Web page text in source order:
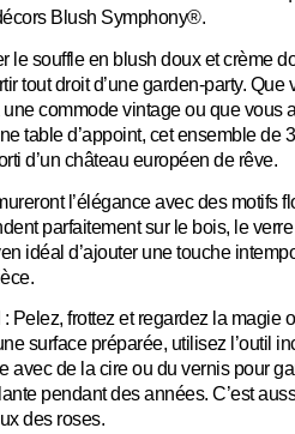
Blush Symphony®.
le souffle en blush doux et crème
tout droit d’une garden-party. Que
commode vintage ou que vous
table d’appoint, cet ensemble de
d’un château européen de rêve.
l’élégance avec des motifs
parfaitement sur le bois, le
idéal d’ajouter une touche
: Pelez, frottez et regardez la magie
surface préparée, utilisez l’outil
avec de la cire ou du vernis pour
pendant des années. C’est
des roses.